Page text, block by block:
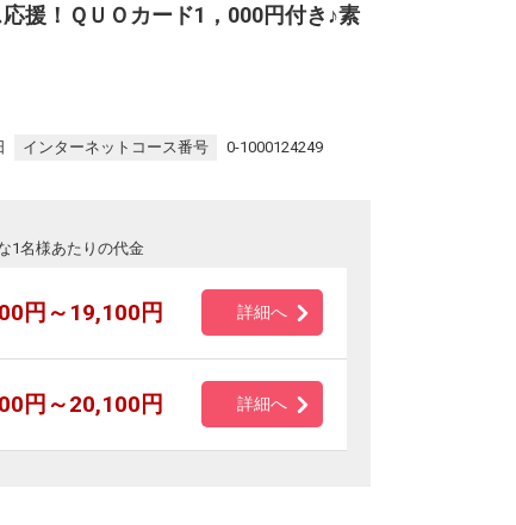
援！ＱＵＯカード1，000円付き♪素
インターネットコース番号 0-1000124249
1名様あたりの代金
円～19,100円 詳細へ
円～20,100円 詳細へ